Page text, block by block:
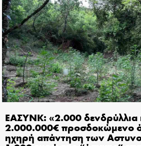
ΕΑΣΥΝΚ: «2.000 δενδρύλλια
2.000.000€ προσδοκώμενο
ηχηρή απάντηση των